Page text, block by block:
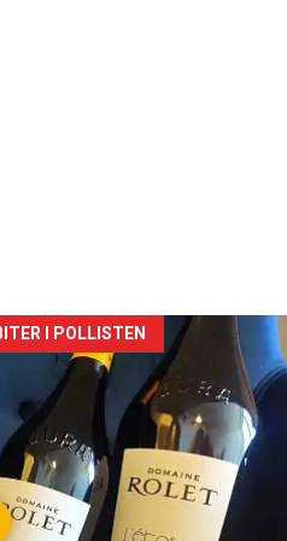
I POLLISTEN